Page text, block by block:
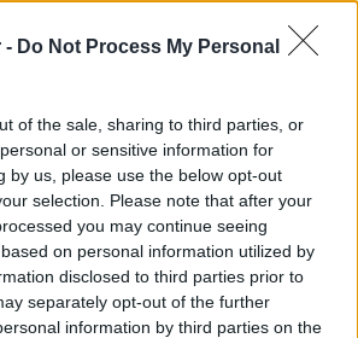
- Do Not Process My Personal
of the sale, sharing to third parties, or
or sensitive information for
by us, please use the below opt-out
selection. Please note that after your
you may continue seeing
on personal information utilized by
disclosed to third parties prior to
separately opt-out of the further
information by third parties on the